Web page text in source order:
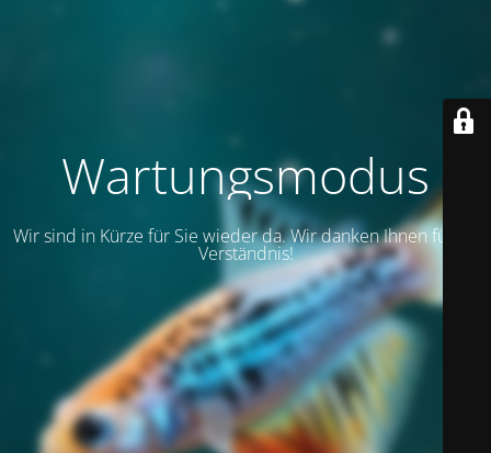
Wartungsmodus
Wir sind in Kürze für Sie wieder da. Wir danken Ihnen für Ihr
Verständnis!